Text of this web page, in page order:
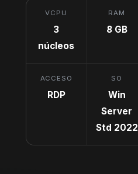
VCPU
3
núcleos
RAM
8 GB
ACCESO
RDP
SO
Win
Server
Std 2022